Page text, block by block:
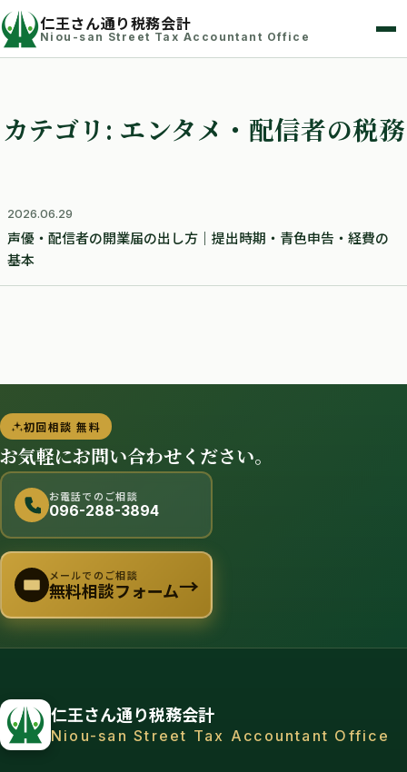
仁王さん通り税務会計
Niou-san Street Tax Accountant Office
カテゴリ: エンタメ・配信者の税務
2026.06.29
声優・配信者の開業届の出し方｜提出時期・青色申告・経費の
基本
初回相談 無料
お気軽にお問い合わせください。
お電話でのご相談
096-288-3894
メールでのご相談
無料相談フォーム→
仁王さん通り税務会計
Niou-san Street Tax Accountant Office